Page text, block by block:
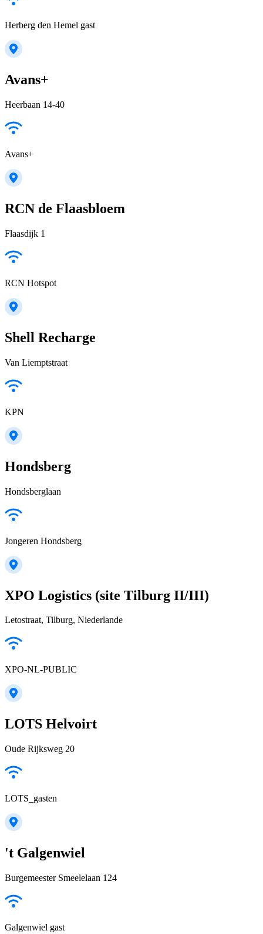
Herberg den Hemel gast
Avans+
Heerbaan 14-40
Avans+
RCN de Flaasbloem
Flaasdijk 1
RCN Hotspot
Shell Recharge
Van Liemptstraat
KPN
Hondsberg
Hondsberglaan
Jongeren Hondsberg
XPO Logistics (site Tilburg II/III)
Letostraat, Tilburg, Niederlande
XPO-NL-PUBLIC
LOTS Helvoirt
Oude Rijksweg 20
LOTS_gasten
't Galgenwiel
Burgemeester Smeelelaan 124
Galgenwiel gast